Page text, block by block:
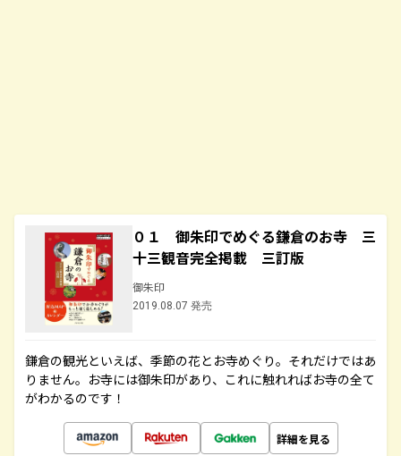
０１ 御朱印でめぐる鎌倉のお寺 三
十三観音完全掲載 三訂版
御朱印
2019.08.07 発売
鎌倉の観光といえば、季節の花とお寺めぐり。それだけではあ
りません。お寺には御朱印があり、これに触れればお寺の全て
がわかるのです！
詳細を見る